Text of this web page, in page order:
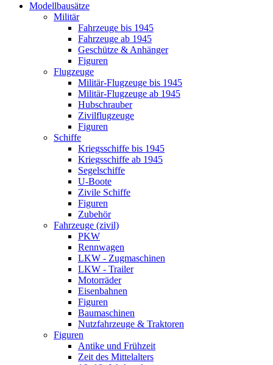
Modellbausätze
Militär
Fahrzeuge bis 1945
Fahrzeuge ab 1945
Geschütze & Anhänger
Figuren
Flugzeuge
Militär-Flugzeuge bis 1945
Militär-Flugzeuge ab 1945
Hubschrauber
Zivilflugzeuge
Figuren
Schiffe
Kriegsschiffe bis 1945
Kriegsschiffe ab 1945
Segelschiffe
U-Boote
Zivile Schiffe
Figuren
Zubehör
Fahrzeuge (zivil)
PKW
Rennwagen
LKW - Zugmaschinen
LKW - Trailer
Motorräder
Eisenbahnen
Figuren
Baumaschinen
Nutzfahrzeuge & Traktoren
Figuren
Antike und Frühzeit
Zeit des Mittelalters